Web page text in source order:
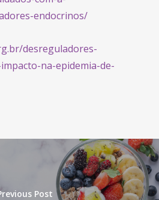
endocrinos/
desreguladores-
na-epidemia-de-
Post